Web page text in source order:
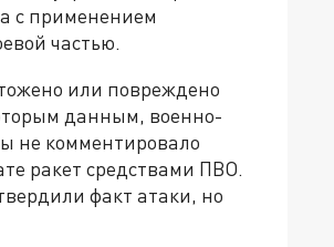
с применением
частью.
или повреждено
данным, военно-
не комментировало
ракет средствами ПВО.
факт атаки, но